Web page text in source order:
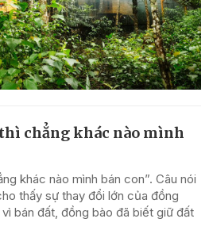
chẳng khác nào mình
khác nào mình bán con”. Câu nói
thấy sự thay đổi lớn của đồng
bán đất, đồng bào đã biết giữ đất